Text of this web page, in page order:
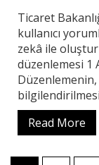
Ticaret
kullanıcı
zekâ ile
düzenlemesi 1
Read More